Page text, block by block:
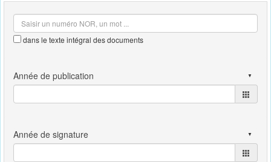
dans le texte intégral des documents